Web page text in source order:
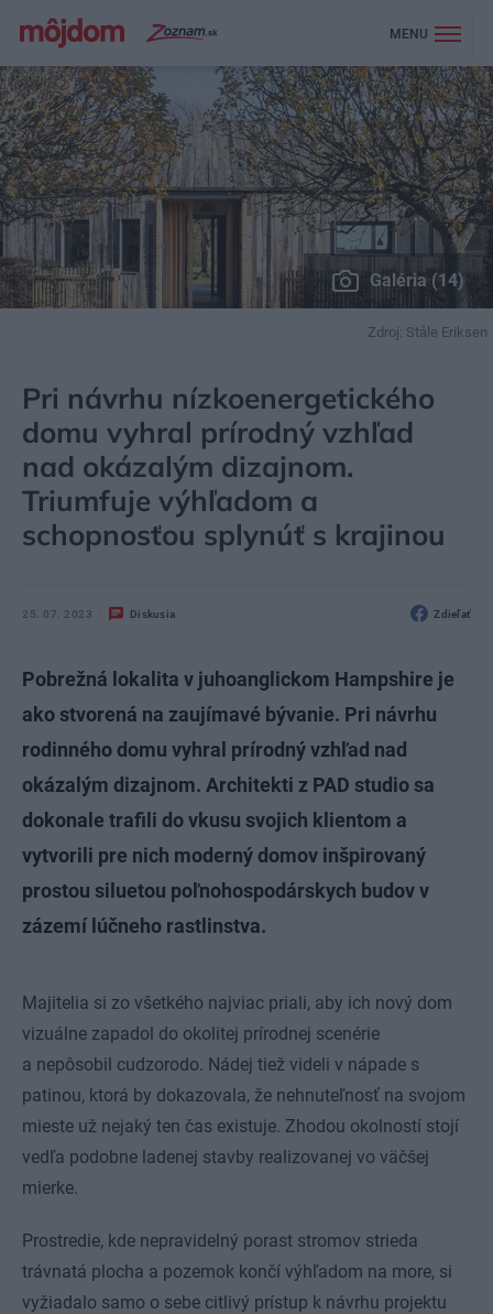
MENU
Galéria (14)
Zdroj: Ståle Eriksen
Pri návrhu nízkoenergetického
domu vyhral prírodný vzhľad
nad okázalým dizajnom.
Triumfuje výhľadom a
schopnosťou splynúť s krajinou
25. 07. 2023 Diskusia Zdieľať
Pobrežná lokalita v juhoanglickom Hampshire je
ako stvorená na zaujímavé bývanie. Pri návrhu
rodinného domu vyhral prírodný vzhľad nad
okázalým dizajnom. Architekti z PAD studio sa
dokonale trafili do vkusu svojich klientom a
vytvorili pre nich moderný domov inšpirovaný
prostou siluetou poľnohospodárskych budov v
zázemí lúčneho rastlinstva.
Majitelia si zo všetkého najviac priali, aby ich nový dom
vizuálne zapadol do okolitej prírodnej scenérie
a nepôsobil cudzorodo. Nádej tiež videli v nápade s
patinou, ktorá by dokazovala, že nehnuteľnosť na svojom
mieste už nejaký ten čas existuje. Zhodou okolností stojí
vedľa podobne ladenej stavby realizovanej vo väčšej
mierke.
Prostredie, kde nepravidelný porast stromov strieda
trávnatá plocha a pozemok končí výhľadom na more, si
vyžiadalo samo o sebe citlivý prístup k návrhu projektu